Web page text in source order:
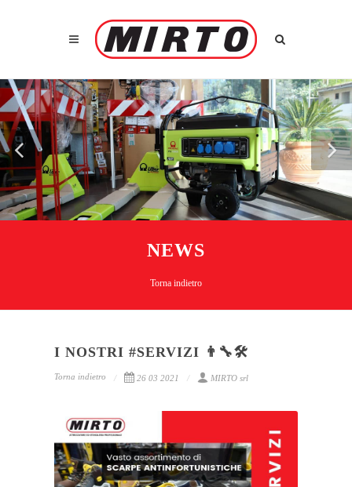
NEWS
Torna indietro
I NOSTRI #SERVIZI 👨‍🔧🛠
Torna indietro 26 03 2021 MIRTO srl